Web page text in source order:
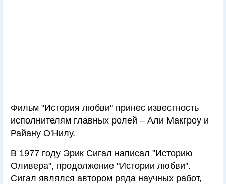
Фильм "История любви" принес известность
исполнителям главных ролей – Али Макгроу и
Райану О'Нилу.
В 1977 году Эрик Сигал написал "Историю
Оливера", продолжение "Истории любви".
Сигал являлся автором ряда научных работ,